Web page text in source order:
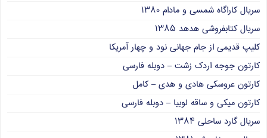
سریال کاراگاه شمسی و مادام ۱۳۸۰
سریال کتابفروشی هدهد ۱۳۸۵
کلیپ قدیمی از جام جهانی نود و چهار آمریکا
کارتون جوجه اردک زشت – دوبله فارسی
کارتون عروسکی هادی و هدی – کامل
کارتون میکی و ساقه لوبیا – دوبله فارسی
سریال گارد ساحلی ۱۳۸۴